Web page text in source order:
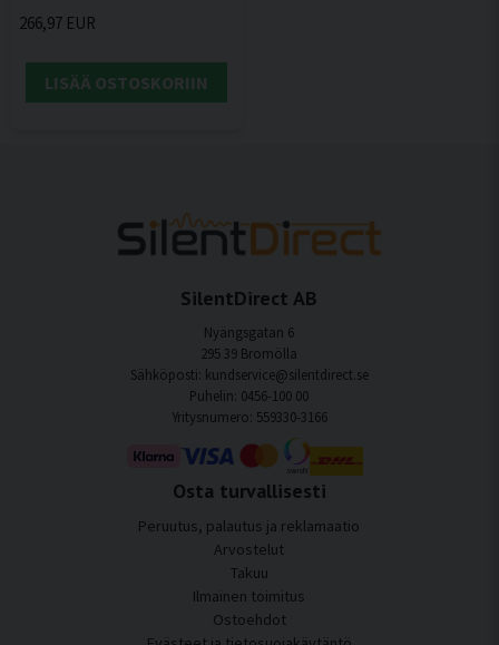
266,97 EUR
LISÄÄ OSTOSKORIIN
SilentDirect AB
Nyängsgatan 6
295 39 Bromölla
Sähköposti: kundservice@silentdirect.se
Puhelin: 0456-100 00
Yritysnumero: 559330-3166
Osta turvallisesti
Peruutus, palautus ja reklamaatio
Arvostelut
Takuu
Ilmainen toimitus
Ostoehdot